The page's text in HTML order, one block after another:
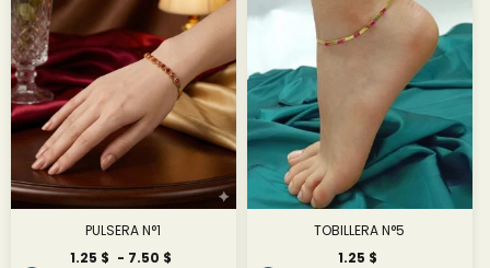
PULSERA N°1
1.25 $ - 7.50 $
TOBILLERA N°5
1.25 $